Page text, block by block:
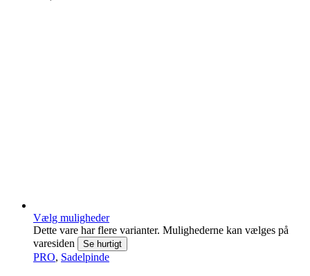
Vælg muligheder
Dette vare har flere varianter. Mulighederne kan vælges på
varesiden
Se hurtigt
PRO, Sadelpinde